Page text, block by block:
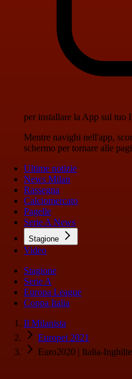
per installare la App sul tuo
Mentre navighi nell'app,
schermo per tornare alle
Ultime notizie
News Milan
Rassegna
Calciomercato
Pagelle
Serie A News
Stagione
Video
Stagione
Serie A
Europa League
Coppa Italia
Il Milanista
Europei 2021
Euro2020 | Italia-